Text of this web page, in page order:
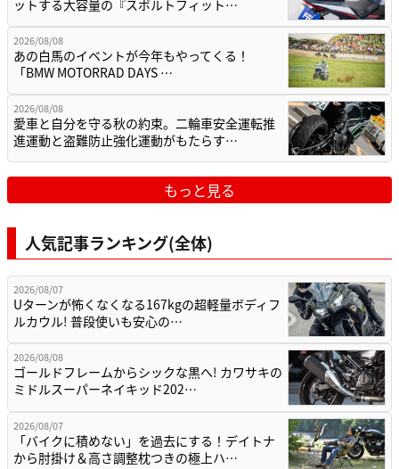
ットする大容量の『スポルトフィット…
2026/08/08
あの白馬のイベントが今年もやってくる！
「BMW MOTORRAD DAYS …
2026/08/08
愛車と自分を守る秋の約束。二輪車安全運転推
進運動と盗難防止強化運動がもたらす…
もっと見る
人気記事ランキング(全体)
2026/08/07
Uターンが怖くなくなる167kgの超軽量ボディフ
ルカウル! 普段使いも安心の…
2026/08/08
ゴールドフレームからシックな黒へ! カワサキの
ミドルスーパーネイキッド202…
2026/08/07
「バイクに積めない」を過去にする！デイトナ
から肘掛け＆高さ調整枕つきの極上ハ…